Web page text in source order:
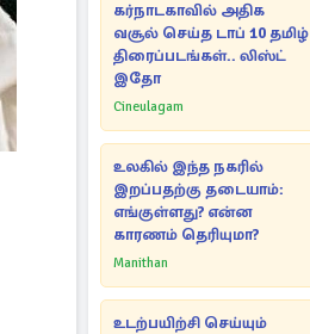
கர்நாடகாவில் அதிக
வசூல் செய்த டாப் 10 தமிழ்
திரைப்படங்கள்.. லிஸ்ட்
இதோ
Cineulagam
உலகில் இந்த நகரில்
இறப்பதற்கு தடையாம்:
எங்குள்ளது? என்ன
காரணம் தெரியுமா?
Manithan
உடற்பயிற்சி செய்யும்